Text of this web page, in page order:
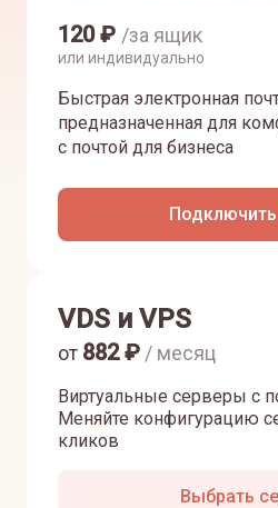
120₽ /за ящик
или индивидуально
Быстрая электронная
предназначенная для
с почтой для бизнеса
Подключить
VDS и VPS
Виртуальные серверы с
Меняйте конфигурацию
кликов
от 882₽ / месяц
Выбрать